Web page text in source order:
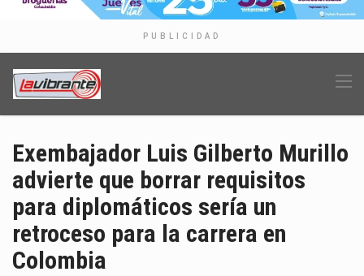
PUBLICIDAD
Exembajador Luis Gilberto Murillo
advierte que borrar requisitos
para diplomáticos sería un
retroceso para la carrera en
Colombia